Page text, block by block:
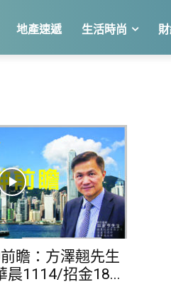
地產速遞 生活時尚
瞻：方澤翹先生
晨1114/招金18...